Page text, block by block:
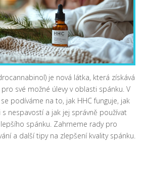
je nová látka, která získává
své možné úlevy v oblasti spánku. V
podíváme na to, jak HHC funguje, jak
nespavostí a jak jej správně používat
spánku. Zahrneme rady pro
a další tipy na zlepšení kvality spánku.